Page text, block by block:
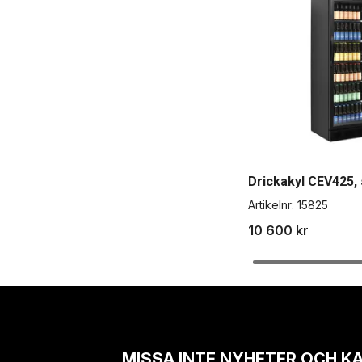
Drickakyl
Artikelnr: 15825
10 600 kr